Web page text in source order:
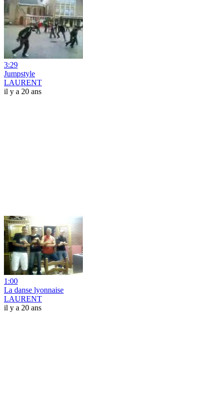
3:29
Jumpstyle
LAURENT
il y a 20 ans
1:00
La danse lyonnaise
LAURENT
il y a 20 ans